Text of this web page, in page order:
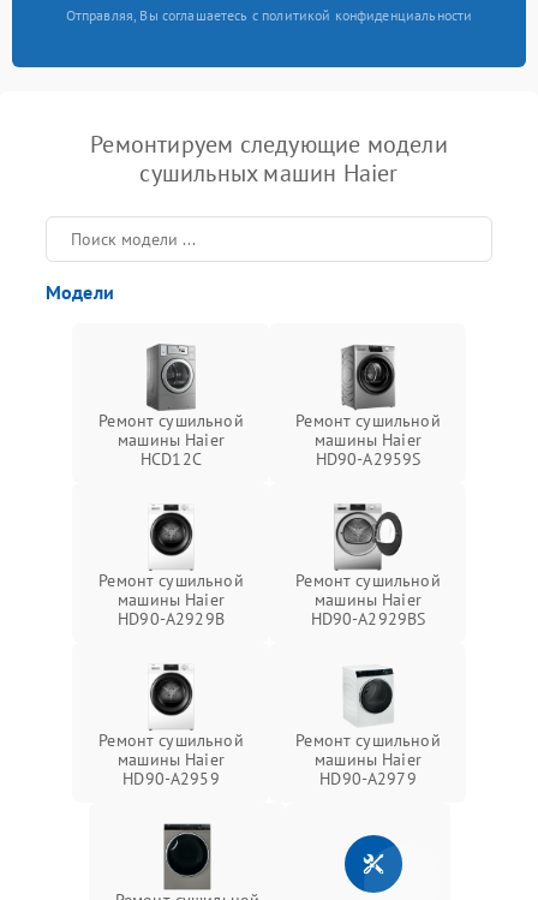
Отправляя, Вы соглашаетесь с политикой конфиденциальности
Ремонтируем следующие модели
сушильных машин Haier
Модели
Ремонт сушильной
машины Haier
HCD12C
Ремонт сушильной
машины Haier
HD90-A2959S
Ремонт сушильной
машины Haier
HD90-A2929B
Ремонт сушильной
машины Haier
HD90-A2929BS
Ремонт сушильной
машины Haier
HD90-A2959
Ремонт сушильной
машины Haier
HD90-A2979